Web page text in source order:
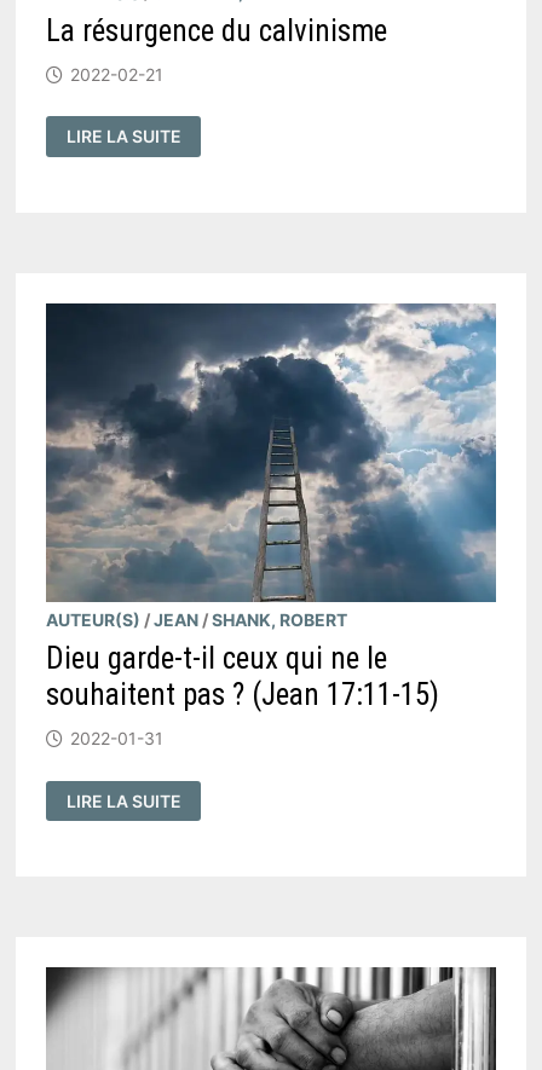
La résurgence du calvinisme
2022-02-21
LA
RÉSURGENCE
DU
LIRE LA SUITE
AUTEUR(S) /JEAN/SHANK, ROBERT
Dieu garde-t-il ceux qui ne le
souhaitent pas ? (Jean 17:11-15)
2022-01-31
DIEU
GARDE-
T-
(JEAN
17:11-
15
LIRE LA SUITE